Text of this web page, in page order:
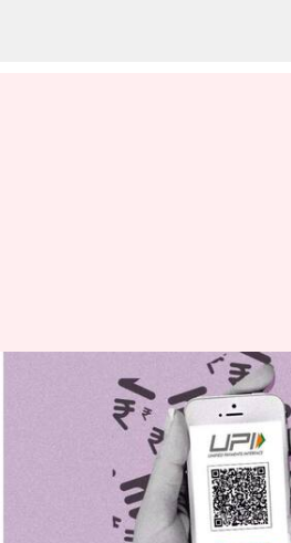
யுபிஐ கடன்
அளிக்கும்
மற்றும்
வங்கிகள்
Prasanna Venkatesh Sep